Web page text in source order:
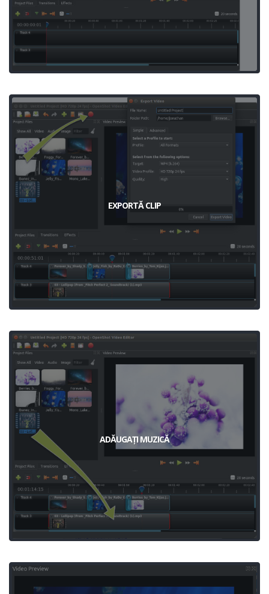
EXPORTĂ CLIP
ADĂUGAȚI MUZICĂ